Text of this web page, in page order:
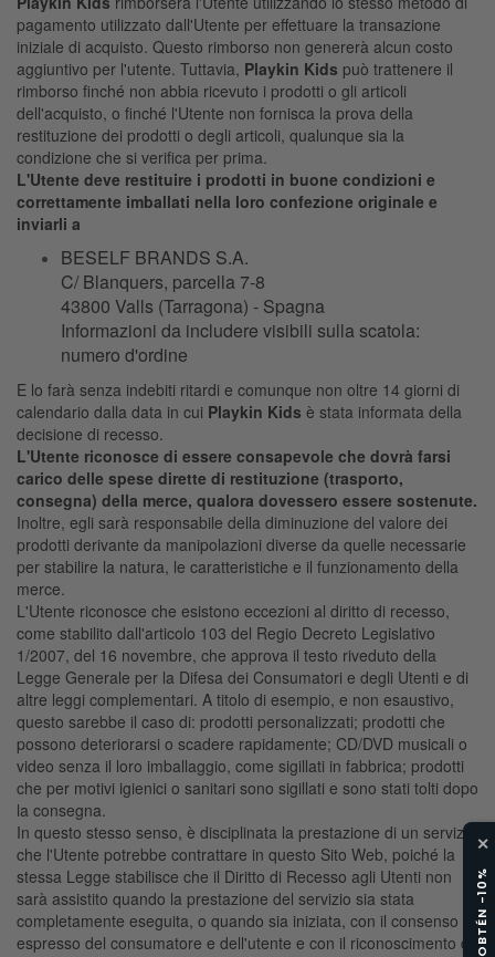
pagamento utilizzato dall'Utente per effettuare la transazione
iniziale di acquisto. Questo rimborso non genererà alcun costo
aggiuntivo per l'utente. Tuttavia, Playkin Kids può trattenere il
rimborso finché non abbia ricevuto i prodotti o gli articoli
dell'acquisto, o finché l'Utente non fornisca la prova della
restituzione dei prodotti o degli articoli, qualunque sia la
condizione che si verifica per prima.
L'Utente deve restituire i prodotti in buone condizioni e
correttamente imballati nella loro confezione originale e
inviarli a
BESELF BRANDS S.A.
C/ Blanquers, parcella 7-8
43800 Valls (Tarragona) - Spagna
Informazioni da includere visibili sulla scatola:
numero d'ordine
E lo farà senza indebiti ritardi e comunque non oltre 14 giorni di
calendario dalla data in cui Playkin Kids è stata informata della
decisione di recesso.
L'Utente riconosce di essere consapevole che dovrà farsi
carico delle spese dirette di restituzione (trasporto,
consegna) della merce, qualora dovessero essere sostenute.
Inoltre, egli sarà responsabile della diminuzione del valore dei
prodotti derivante da manipolazioni diverse da quelle necessarie
per stabilire la natura, le caratteristiche e il funzionamento della
merce.
L'Utente riconosce che esistono eccezioni al diritto di recesso,
come stabilito dall'articolo 103 del Regio Decreto Legislativo
1/2007, del 16 novembre, che approva il testo riveduto della
Legge Generale per la Difesa dei Consumatori e degli Utenti e di
altre leggi complementari. A titolo di esempio, e non esaustivo,
questo sarebbe il caso di: prodotti personalizzati; prodotti che
possono deteriorarsi o scadere rapidamente; CD/DVD musicali o
video senza il loro imballaggio, come sigillati in fabbrica; prodotti
che per motivi igienici o sanitari sono sigillati e sono stati tolti dopo
la consegna.
In questo stesso senso, è disciplinata la prestazione di un servizio
che l'Utente potrebbe contrattare in questo Sito Web, poiché la
stessa Legge stabilisce che il Diritto di Recesso agli Utenti non
sarà assistito quando la prestazione del servizio sia stata
completamente eseguita, o quando sia iniziata, con il consenso
espresso del consumatore e dell'utente e con il riconoscimento da
✕